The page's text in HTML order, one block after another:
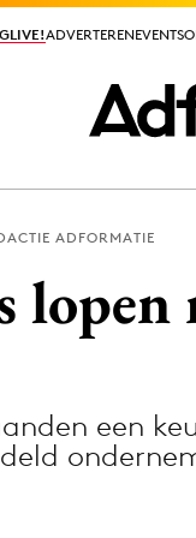
ADVERTERENEVENTS
ADVERTERENEVENTS
ADFORMATIE
een